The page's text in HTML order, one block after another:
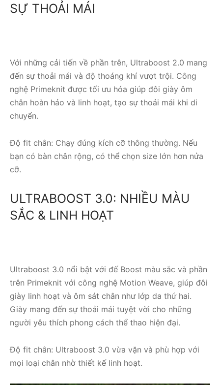
SỰ THOẢI MÁI
Với những cải tiến về phần trên, Ultraboost 2.0 mang
đến sự thoải mái và độ thoáng khí vượt trội. Công
nghệ Primeknit được tối ưu hóa giúp đôi giày ôm
chân hoàn hảo và linh hoạt, tạo sự thoải mái khi di
chuyển.
Độ fit chân: Chạy đúng kích cỡ thông thường. Nếu
bạn có bàn chân rộng, có thể chọn size lớn hơn nửa
cỡ.
ULTRABOOST 3.0: NHIỀU MÀU
SẮC & LINH HOẠT
Ultraboost 3.0 nổi bật với đế Boost màu sắc và phần
trên Primeknit với công nghệ Motion Weave, giúp đôi
giày linh hoạt và ôm sát chân như lớp da thứ hai.
Giày mang đến sự thoải mái tuyệt vời cho những
người yêu thích phong cách thể thao hiện đại.
Độ fit chân: Ultraboost 3.0 vừa vặn và phù hợp với
mọi loại chân nhờ thiết kế linh hoạt.